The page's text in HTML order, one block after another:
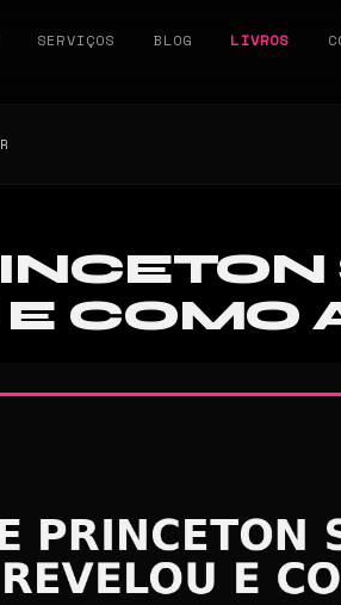
SERVIÇOS BLOG LIVROS
COMO